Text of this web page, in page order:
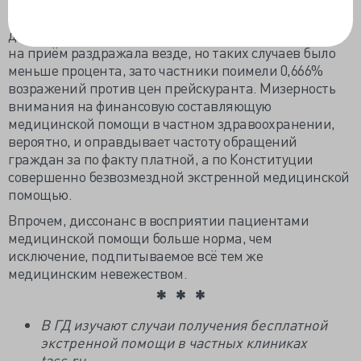
доктора получили махонький, но бан в 1,3%. Очередь
на приём раздражала везде, но таких случаев было
меньше процента, зато частники поимели 0,666%
возражений против цен прейскуранта. Мизерность
внимания на финансовую составляющую
медицинской помощи в частном здравоохранении,
вероятно, и оправдывает частоту обращений
граждан за по факту платной, а по Конституции
совершенно безвозмездной экстренной медицинской
помощью.
Впрочем, диссонанс в восприятии пациентами
медицинской помощи больше норма, чем
исключение, подпитываемое всё тем же
медицинским невежеством.
В ГД изучают случаи получения бесплатной
экстренной помощи в частных клиниках